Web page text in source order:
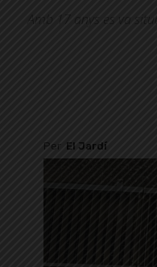
Amb 17 anys es va
Per El Jardí